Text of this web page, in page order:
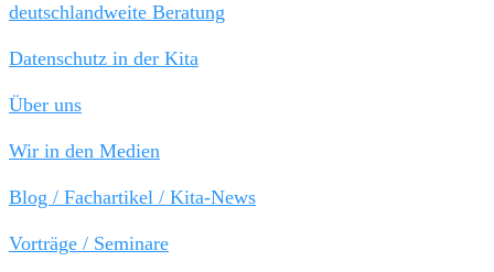
deutschlandweite Beratung
Datenschutz in der Kita
Über uns
Wir in den Medien
Blog / Fachartikel / Kita-News
Vorträge / Seminare